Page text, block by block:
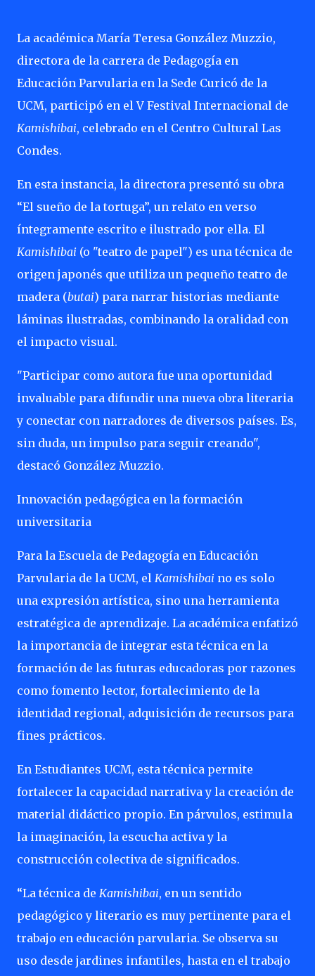
La académica María Teresa González Muzzio,
directora de la carrera de Pedagogía en
Educación Parvularia en la Sede Curicó de la
UCM, participó en el V Festival Internacional de
Kamishibai, celebrado en el Centro Cultural Las
Condes.
En esta instancia, la directora presentó su obra
“El sueño de la tortuga”, un relato en verso
íntegramente escrito e ilustrado por ella. El
Kamishibai (o "teatro de papel") es una técnica de
origen japonés que utiliza un pequeño teatro de
madera (butai) para narrar historias mediante
láminas ilustradas, combinando la oralidad con
el impacto visual.
"Participar como autora fue una oportunidad
invaluable para difundir una nueva obra literaria
y conectar con narradores de diversos países. Es,
sin duda, un impulso para seguir creando",
destacó González Muzzio.
Innovación pedagógica en la formación
universitaria
Para la Escuela de Pedagogía en Educación
Parvularia de la UCM, el Kamishibai no es solo
una expresión artística, sino una herramienta
estratégica de aprendizaje. La académica enfatizó
la importancia de integrar esta técnica en la
formación de las futuras educadoras por razones
como fomento lector, fortalecimiento de la
identidad regional, adquisición de recursos para
fines prácticos.
En Estudiantes UCM, esta técnica permite
fortalecer la capacidad narrativa y la creación de
material didáctico propio. En párvulos, estimula
la imaginación, la escucha activa y la
construcción colectiva de significados.
“La técnica de Kamishibai, en un sentido
pedagógico y literario es muy pertinente para el
trabajo en educación parvularia. Se observa su
uso desde jardines infantiles, hasta en el trabajo